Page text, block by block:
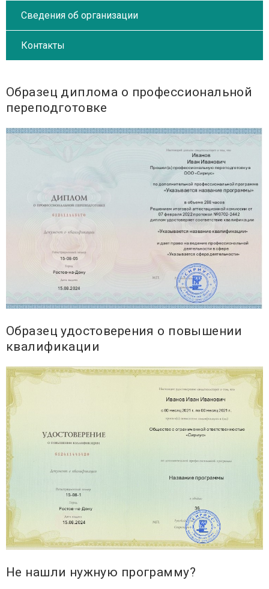
Сведения об организации
Контакты
Образец диплома о профессиональной
переподготовке
Образец удостоверения о повышении
квалификации
Не нашли нужную программу?